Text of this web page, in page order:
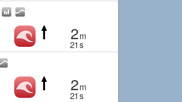
2m
21 s
2m
21 s